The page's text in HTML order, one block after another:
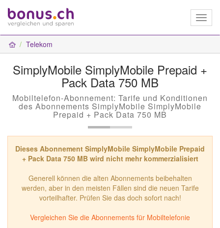
Telekom
SimplyMobile SimplyMobile Prepaid +
Pack Data 750 MB
Mobiltelefon-Abonnement: Tarife und Konditionen
des Abonnements SimplyMobile SimplyMobile
Prepaid + Pack Data 750 MB
Dieses Abonnement SimplyMobile SimplyMobile Prepaid
+ Pack Data 750 MB wird nicht mehr kommerzialisiert
Generell können die alten Abonnements beibehalten
werden, aber in den meisten Fällen sind die neuen Tarife
vorteilhafter. Prüfen Sie das doch sofort nach!
Vergleichen Sie die Abonnements für Mobiltelefonie